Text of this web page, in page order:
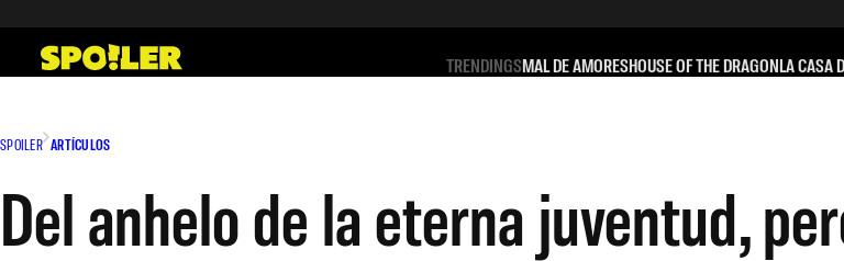
contenido
TRENDINGSMAL DE AMORESHOUSE OF THE DRAGONLA CASA
SPOILER ARTÍCULOS
Del anhelo de la eterna juventud,